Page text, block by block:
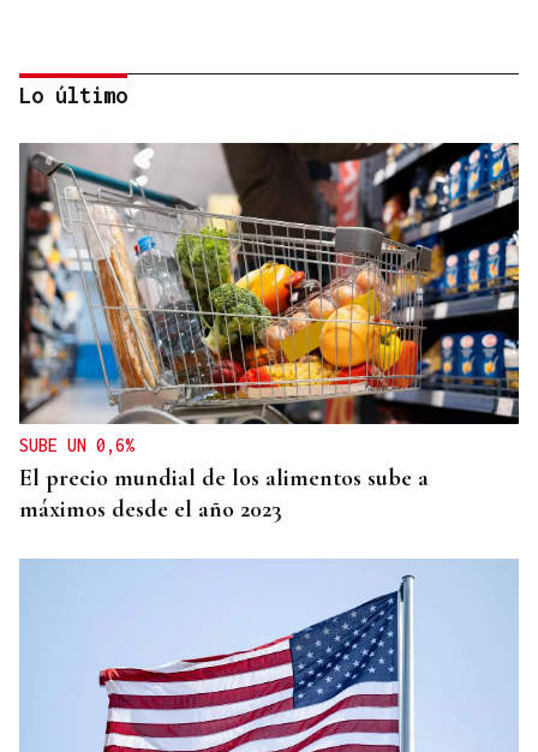
INCLUSIÓN
Las personas con ceguera disfrutarán del eclipse
en espacios de sonificación
Lo último
SUBE UN 0,6%
El precio mundial de los alimentos sube a
máximos desde el año 2023